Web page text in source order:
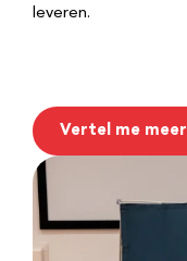
leveren.
Vertel me meer